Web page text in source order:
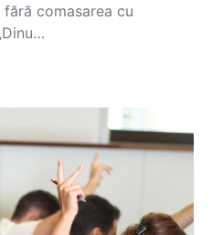
comasarea cu